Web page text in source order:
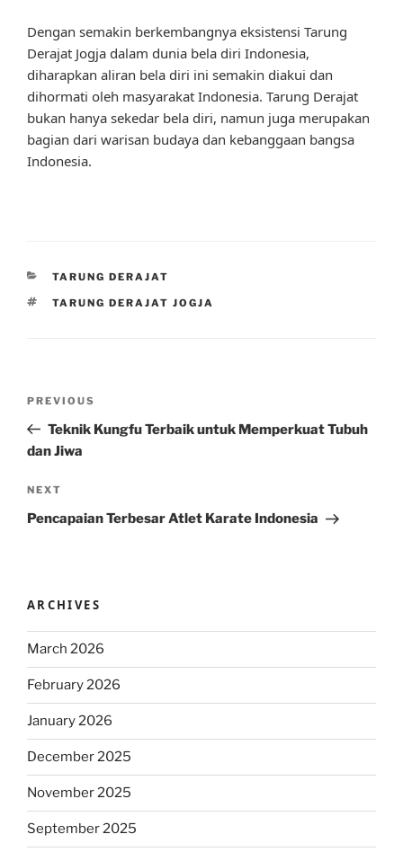
Dengan semakin berkembangnya eksistensi Tarung
Derajat Jogja dalam dunia bela diri Indonesia,
diharapkan aliran bela diri ini semakin diakui dan
dihormati oleh masyarakat Indonesia. Tarung Derajat
bukan hanya sekedar bela diri, namun juga merupakan
bagian dari warisan budaya dan kebanggaan bangsa
Indonesia.
CATEGORIES
TARUNG DERAJAT
TAGS
TARUNG DERAJAT JOGJA
Previous
Post
PREVIOUS
Teknik Kungfu Terbaik untuk Memperkuat Tubuh
dan Jiwa
Next
Post
NEXT
Pencapaian Terbesar Atlet Karate Indonesia
ARCHIVES
March 2026
February 2026
January 2026
December 2025
November 2025
September 2025